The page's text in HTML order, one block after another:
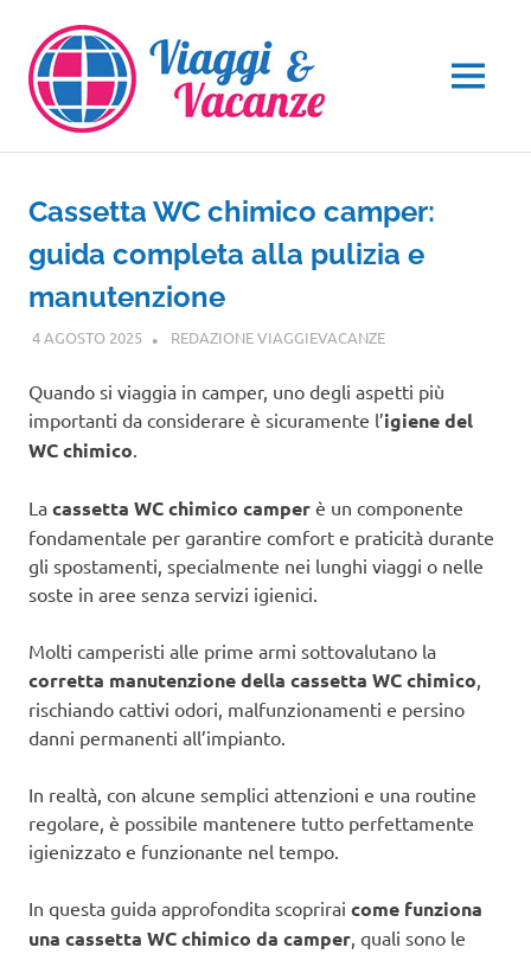
contenuto
MENU
Cassetta WC chimico camper:
guida completa alla pulizia e
manutenzione
4 AGOSTO 2025 REDAZIONE VIAGGIEVACANZEGUIDE
Quando si viaggia in camper, uno degli aspetti più
importanti da considerare è sicuramente l’igiene del
WC chimico.
La cassetta WC chimico camper è un componente
fondamentale per garantire comfort e praticità durante
gli spostamenti, specialmente nei lunghi viaggi o nelle
soste in aree senza servizi igienici.
Molti camperisti alle prime armi sottovalutano la
corretta manutenzione della cassetta WC chimico,
rischiando cattivi odori, malfunzionamenti e persino
danni permanenti all’impianto.
In realtà, con alcune semplici attenzioni e una routine
regolare, è possibile mantenere tutto perfettamente
igienizzato e funzionante nel tempo.
In questa guida approfondita scoprirai come funziona
una cassetta WC chimico da camper, quali sono le